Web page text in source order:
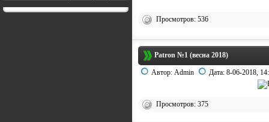
Просмотров: 536
Patron №1 (весна 2018)
Автор: Admin Дата: 8-06-2018,
Просмотров: 375